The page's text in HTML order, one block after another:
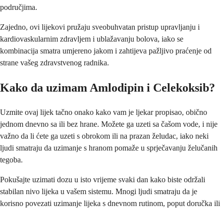
područjima.
Zajedno, ovi lijekovi pružaju sveobuhvatan pristup upravljanju i
kardiovaskularnim zdravljem i ublažavanju bolova, iako se
kombinacija smatra umjereno jakom i zahtijeva pažljivo praćenje od
strane vašeg zdravstvenog radnika.
Kako da uzimam Amlodipin i Celekoksib?
Uzmite ovaj lijek tačno onako kako vam je ljekar propisao, obično
jednom dnevno sa ili bez hrane. Možete ga uzeti sa čašom vode, i nije
važno da li ćete ga uzeti s obrokom ili na prazan želudac, iako neki
ljudi smatraju da uzimanje s hranom pomaže u sprječavanju želučanih
tegoba.
Pokušajte uzimati dozu u isto vrijeme svaki dan kako biste održali
stabilan nivo lijeka u vašem sistemu. Mnogi ljudi smatraju da je
korisno povezati uzimanje lijeka s dnevnom rutinom, poput doručka ili